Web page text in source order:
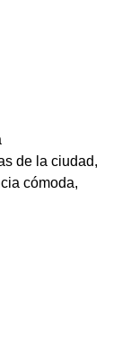
de la ciudad,
cómoda,